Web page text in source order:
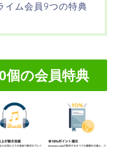
イム会員9つの特典
個の会員特典